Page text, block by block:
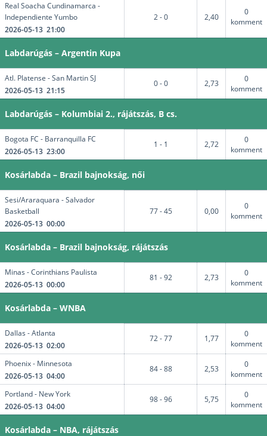
Real Soacha Cundinamarca -
Independiente Yumbo
2026-05-13 21:00
2 - 0 2,40
0
komment
Labdarúgás – Argentin Kupa
Atl. Platense - San Martin SJ
2026-05-13 21:15
0 - 0 2,73
0
komment
Labdarúgás – Kolumbiai 2., rájátszás, B cs.
Bogota FC - Barranquilla FC
2026-05-13 23:00
1 - 1 2,72
0
komment
Kosárlabda – Brazil bajnokság, női
Sesi/Araraquara - Salvador
Basketball
2026-05-13 00:00
77 - 45 0,00
0
komment
Kosárlabda – Brazil bajnokság, rájátszás
Minas - Corinthians Paulista
2026-05-13 00:00
81 - 92 2,73
0
komment
Kosárlabda – WNBA
Dallas - Atlanta
2026-05-13 02:00
72 - 77 1,77
0
komment
Phoenix - Minnesota
2026-05-13 04:00
84 - 88 2,53
0
komment
Portland - New York
2026-05-13 04:00
98 - 96 5,75
0
komment
Kosárlabda – NBA, rájátszás